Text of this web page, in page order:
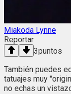
Miakoda Lynne
Reportar
3puntos
También puedes
tatuajes muy
no echas un